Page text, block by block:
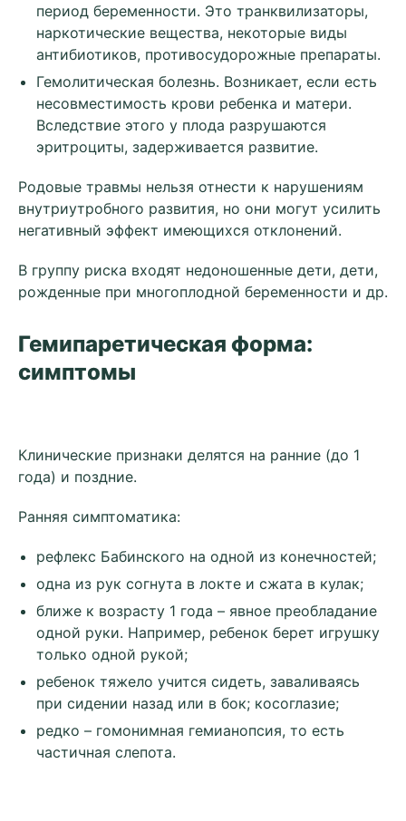
период беременности. Это транквилизаторы,
наркотические вещества, некоторые виды
антибиотиков, противосудорожные препараты.
Гемолитическая болезнь. Возникает, если есть
несовместимость крови ребенка и матери.
Вследствие этого у плода разрушаются
эритроциты, задерживается развитие.
Родовые травмы нельзя отнести к нарушениям
внутриутробного развития, но они могут усилить
негативный эффект имеющихся отклонений.
В группу риска входят недоношенные дети, дети,
рожденные при многоплодной беременности и др.
Гемипаретическая форма:
симптомы
Клинические признаки делятся на ранние (до 1
года) и поздние.
Ранняя симптоматика:
рефлекс Бабинского на одной из конечностей;
одна из рук согнута в локте и сжата в кулак;
ближе к возрасту 1 года – явное преобладание
одной руки. Например, ребенок берет игрушку
только одной рукой;
ребенок тяжело учится сидеть, заваливаясь
при сидении назад или в бок; косоглазие;
редко – гомонимная гемианопсия, то есть
частичная слепота.